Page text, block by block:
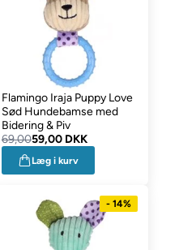
Flamingo Iraja Puppy Love
Sød Hundebamse med
Bidering & Piv
69,0059,00 DKK
Læg i kurv
- 14%